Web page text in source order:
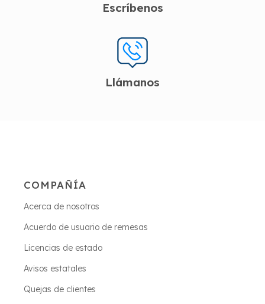
Escríbenos
Llámanos
COMPAÑÍA
Acerca de nosotros
Acuerdo de usuario de remesas
Licencias de estado
Avisos estatales
Quejas de clientes